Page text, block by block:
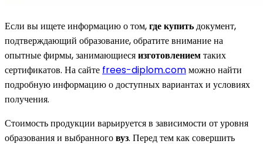
Если вы ищете информацию о том,где купитьдокумент,
подтверждающий образование, обратите внимание на
опытные фирмы, занимающиесяизготовлениемтаких
сертификатов. На сайте frees-diplom.comможно найти
подробную информацию о доступных вариантах и условиях
получения.
Стоимость продукции варьируется в зависимости от уровня
образования и выбранноговуз. Перед тем как совершить